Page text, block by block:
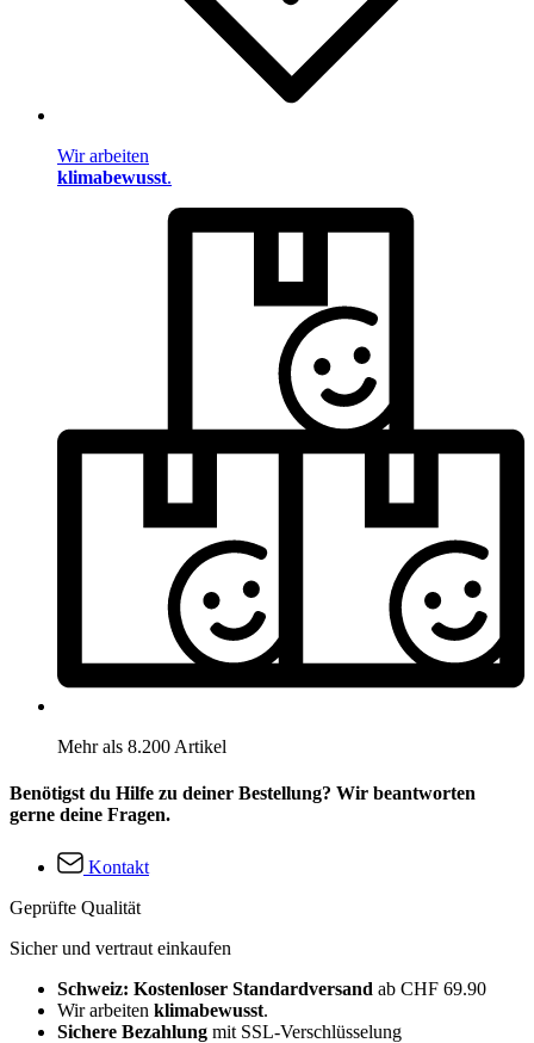
Wir arbeiten
klimabewusst.
Mehr als 8.200 Artikel
Benötigst du Hilfe zu deiner Bestellung? Wir beantworten
gerne deine Fragen.
Kontakt
Geprüfte Qualität
Sicher und vertraut einkaufen
Schweiz: Kostenloser Standardversand ab CHF 69.90
Wir arbeiten klimabewusst.
Sichere Bezahlung mit SSL-Verschlüsselung